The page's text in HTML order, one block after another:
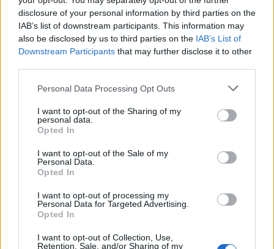
disclosure of your personal information by third parties on the
IAB’s list of downstream participants. This information may
also be disclosed by us to third parties on the IAB’s List of
Downstream Participants that may further disclose it to other
Personal Data Processing Opt Outs
I want to opt-out of the Sharing of my
personal data.
Opted In
I want to opt-out of the Sale of my
Personal Data.
Opted In
I want to opt-out of processing my
Personal Data for Targeted Advertising.
Opted In
I want to opt-out of Collection, Use,
Retention, Sale, and/or Sharing of my
– Det betyder verkligen mycket att få den här
utmärkelsen. Vi är en tajt grupp som jobbar
säger Jonny Wickman, butikschef i Botkyrka, i ett
pressmeddelande.
Ett antal butiker valdes ut till en finalrunda och alla